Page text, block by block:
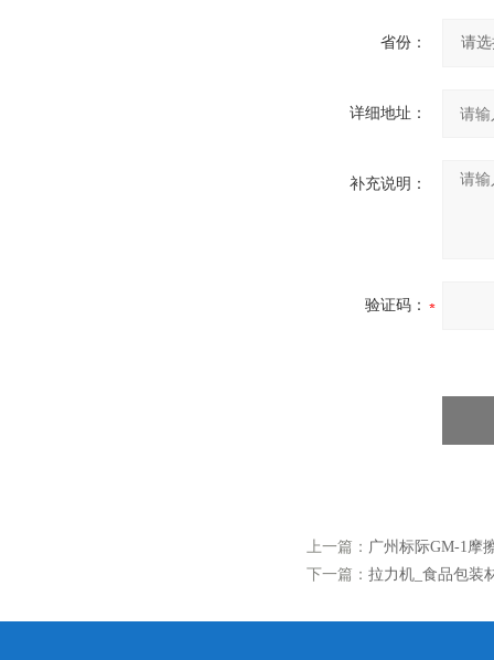
省份：
详细地址：
补充说明：
验证码：
上一篇： 广州标际GM-1摩
下一篇： 拉力机_食品包装